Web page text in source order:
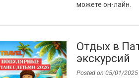
можете он-лайн.
Отдых в
экскурсий
Posted on 05/01/2025